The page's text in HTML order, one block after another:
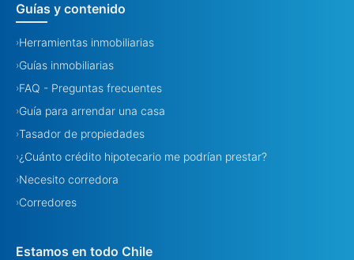
Guías y contenido
›Herramientas inmobiliarias
›Guías inmobiliarias
›FAQ - Preguntas frecuentes
›Guía para arrendar una casa
›Tasador de propiedades
›¿Cuánto crédito hipotecario me podrían prestar?
›Necesito corredora
›Corredores
Estamos en todo Chile